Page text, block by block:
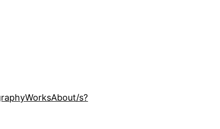
WorksAbout/s?